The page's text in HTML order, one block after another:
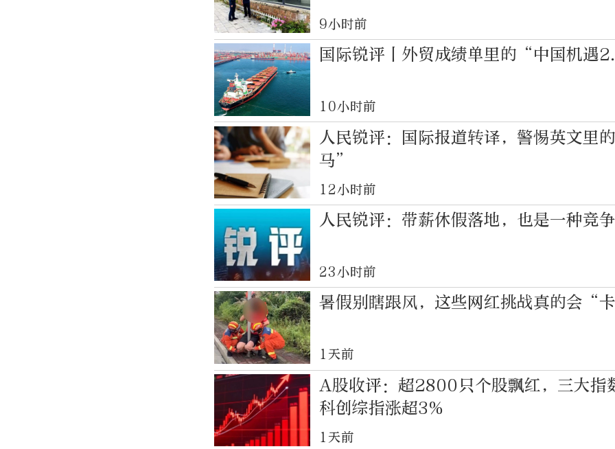
9小时前
国际锐评丨外贸成绩单里的“中国机遇
10小时前
人民锐评：国际报道转译，警惕英文里
马”
12小时前
人民锐评：带薪休假落地，也是一种竞
23小时前
暑假别瞎跟风，这些网红挑战真的会“
1天前
A股收评：超2800只个股飘红，三大指
科创综指涨超3%
1天前